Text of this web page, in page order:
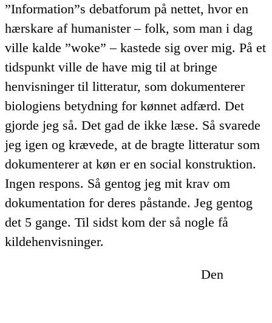
”Information”s debatforum på nettet, hvor en
hærskare af humanister – folk, som man i dag
ville kalde ”woke” – kastede sig over mig. På et
tidspunkt ville de have mig til at bringe
henvisninger til litteratur, som dokumenterer
biologiens betydning for kønnet adfærd. Det
gjorde jeg så. Det gad de ikke læse. Så svarede
jeg igen og krævede, at de bragte litteratur som
dokumenterer at køn er en social konstruktion.
Ingen respons. Så gentog jeg mit krav om
dokumentation for deres påstande. Jeg gentog
det 5 gange. Til sidst kom der så nogle få
kildehenvisninger.
Den